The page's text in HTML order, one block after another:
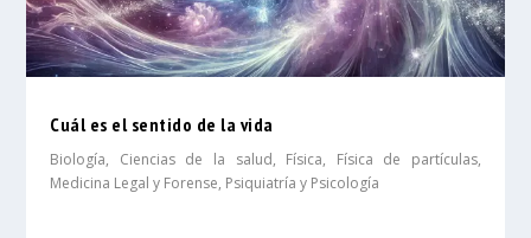
Cuál es el sentido de la vida
Biología, Ciencias de la salud, Física, Física de partículas,
Medicina Legal y Forense, Psiquiatría y Psicología